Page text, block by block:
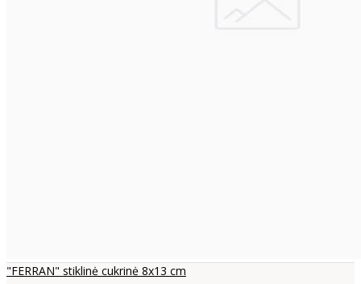
"FERRAN" stiklinė cukrinė 8x13 cm